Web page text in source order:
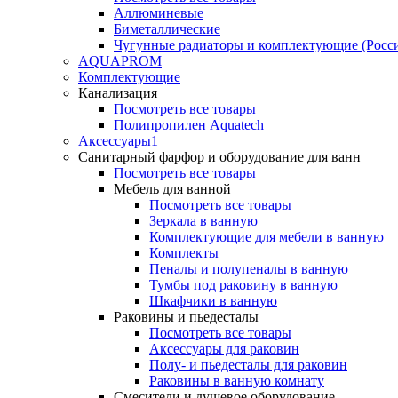
Аллюминевые
Биметаллические
Чугунные радиаторы и комплектующие
AQUAPROM
Комплектующие
Канализация
Посмотреть все товары
Полипропилен Aquatech
Аксессуары1
Санитарный фарфор и оборудование для ванн
Посмотреть все товары
Мебель для ванной
Посмотреть все товары
Зеркала в ванную
Комплектующие для мебели в ванную
Комплекты
Пеналы и полупеналы в ванную
Тумбы под раковину в ванную
Шкафчики в ванную
Раковины и пьедесталы
Посмотреть все товары
Аксессуары для раковин
Полу- и пьедесталы для раковин
Раковины в ванную комнату